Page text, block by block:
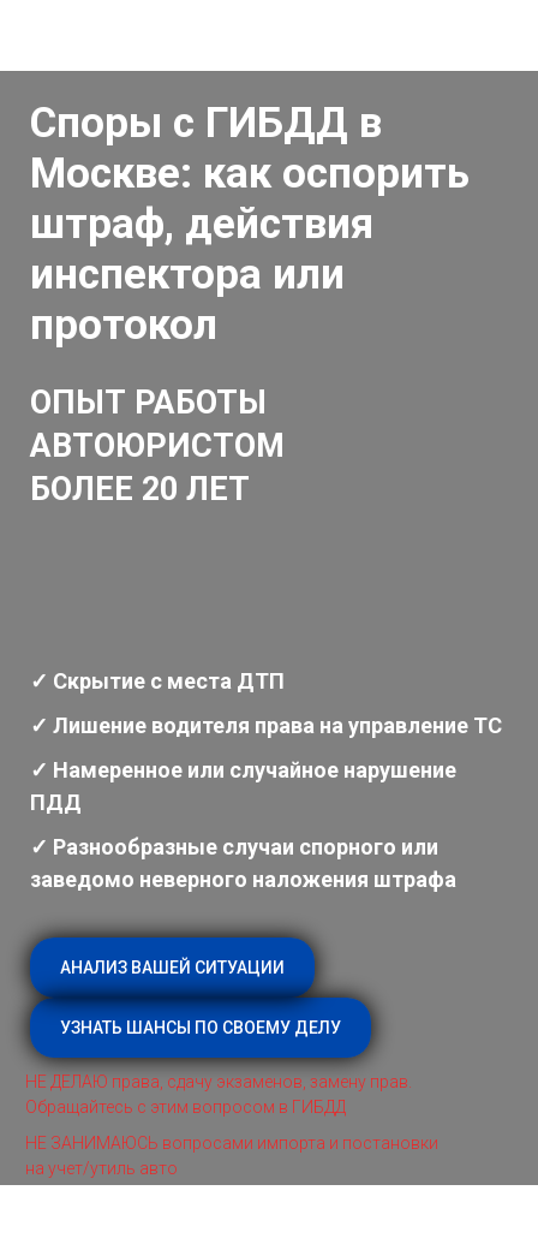
Споры с ГИБДД в
Москве: как оспорить
штраф, действия
инспектора или
протокол
ОПЫТ РАБОТЫ
АВТОЮРИСТОМ
БОЛЕЕ 20 ЛЕТ
✓ Скрытие с места ДТП
✓ Лишение водителя права на управление ТС
✓ Намеренное или случайное нарушение
ПДД
✓ Разнообразные случаи спорного или
заведомо неверного наложения штрафа
АНАЛИЗ ВАШЕЙ СИТУАЦИИ
УЗНАТЬ ШАНСЫ ПО СВОЕМУ ДЕЛУ
НЕ ЗАНИМАЮСЬ вопросами импорта и постановки
на учет/утиль авто
НЕ ДЕЛАЮ права, сдачу экзаменов, замену прав.
Обращайтесь с этим вопросом в ГИБДД